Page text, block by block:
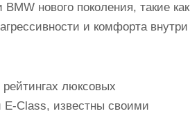
нового поколения, такие как
и комфорта внутри
люксовых
E-Class, известны своими